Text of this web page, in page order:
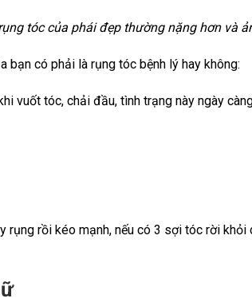
tóc của phái đẹp thường nặng hơn và
bạn có phải là rụng tóc bệnh lý hay không:
tóc, chải đầu, tình trạng này ngày
rồi kéo mạnh, nếu có 3 sợi tóc rời